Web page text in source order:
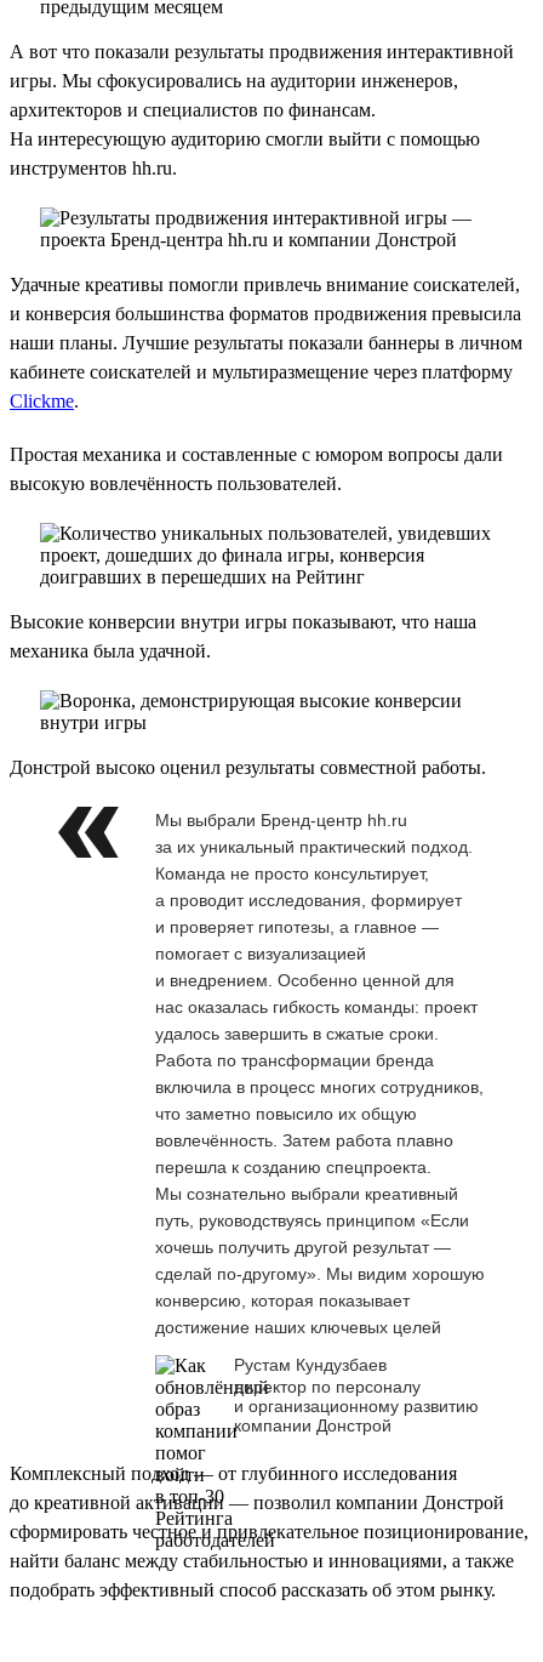
А вот что показали результаты продвижения интерактивной
игры. Мы сфокусировались на аудитории инженеров,
архитекторов и специалистов по финансам.
На интересующую аудиторию смогли выйти с помощью
инструментов hh.ru.
Удачные креативы помогли привлечь внимание соискателей,
и конверсия большинства форматов продвижения превысила
наши планы. Лучшие результаты показали баннеры в личном
кабинете соискателей и мультиразмещение через платформу
Clickme.
Простая механика и составленные с юмором вопросы дали
высокую вовлечённость пользователей.
Высокие конверсии внутри игры показывают, что наша
механика была удачной.
Донстрой высоко оценил результаты совместной работы.
Мы выбрали Бренд-центр hh.ru
за их уникальный практический подход.
Команда не просто консультирует,
а проводит исследования, формирует
и проверяет гипотезы, а главное —
помогает с визуализацией
и внедрением. Особенно ценной для
нас оказалась гибкость команды: проект
удалось завершить в сжатые сроки.
Работа по трансформации бренда
включила в процесс многих сотрудников,
что заметно повысило их общую
вовлечённость. Затем работа плавно
перешла к созданию спецпроекта.
Мы сознательно выбрали креативный
путь, руководствуясь принципом «Если
хочешь получить другой результат —
сделай по-другому». Мы видим хорошую
конверсию, которая показывает
достижение наших ключевых целей
Рустам Кундузбаев
директор по персоналу
и организационному развитию
компании Донстрой
Комплексный подход — от глубинного исследования
до креативной активации — позволил компании Донстрой
сформировать честное и привлекательное позиционирование,
найти баланс между стабильностью и инновациями, а также
подобрать эффективный способ рассказать об этом рынку.